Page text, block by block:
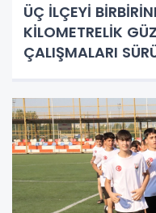
ÜÇ İLÇEYİ
KİLOMETRELİK
ÇALIŞMALARI